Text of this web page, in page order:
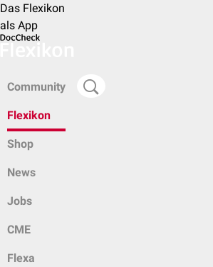
Das Flexikon
als App
Community
Flexikon
Shop
News
Jobs
CME
Flexa